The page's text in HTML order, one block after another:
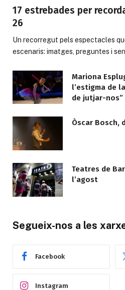
17 estrebades per
26
Un recorregut pels espectacles
escenaris: imatges, preguntes i
Mariona
l’estigma de
de jutjar-nos”
Òscar Bosch,
Teatres de
l’agost
Segueix-nos a les
Facebook
Instagram